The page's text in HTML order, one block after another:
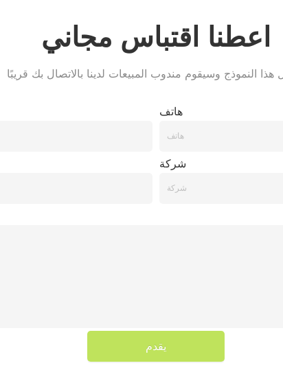
اعطنا اقتباس مجاني
هاتف
شركة
يقدم